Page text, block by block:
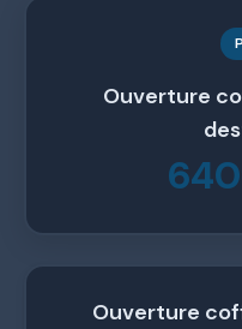
Ouverture
Ouverture